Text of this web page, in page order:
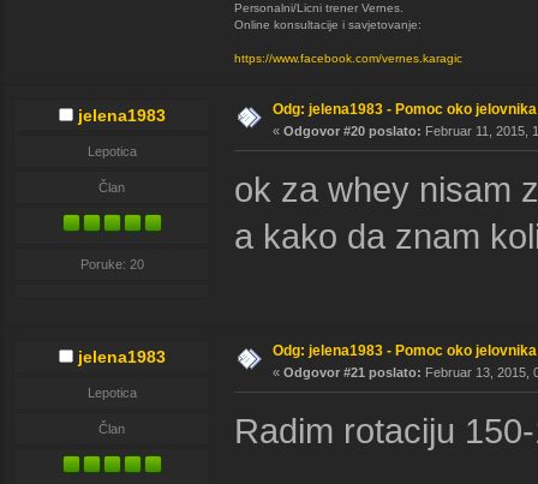
Personalni/Licni trener Vernes.
Online konsultacije i savjetovanje:
https://www.facebook.com/vernes.karagic
jelena1983
Lepotica
Član
Poruke: 20
Odg: jelena1983 - Pomoc oko jelovnika
« Odgovor #20 poslato: Februar 11, 2015,
ok za whey nisam
a kako da znam
jelena1983
Lepotica
Član
Odg: jelena1983 - Pomoc oko jelovnika
« Odgovor #21 poslato: Februar 13, 2015,
Radim rotaciju